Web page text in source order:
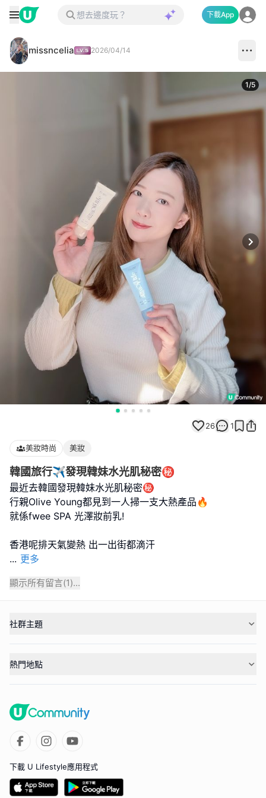
下載App
missncelia 2026/04/14
1/5
26 1
美妝時尚 美妝
韓國旅行✈️發現韓妹水光肌秘密㊙️
最近去韓國發現韓妹水光肌秘密㊙️
行親Olive Young都見到一人掃一支大熱產品🔥
就係fwee SPA 光澤妝前乳!
... 更多
顯示所有留言(1)...
社群主題
熱門地點
下載 U Lifestyle應用程式